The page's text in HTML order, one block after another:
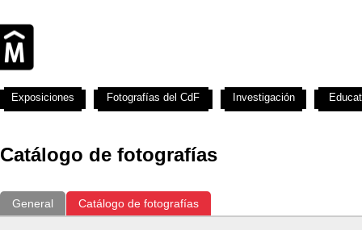
Catálogo de fotografías
General Catálogo de fotografías
Exposiciones Fotografías del CdF Investigación